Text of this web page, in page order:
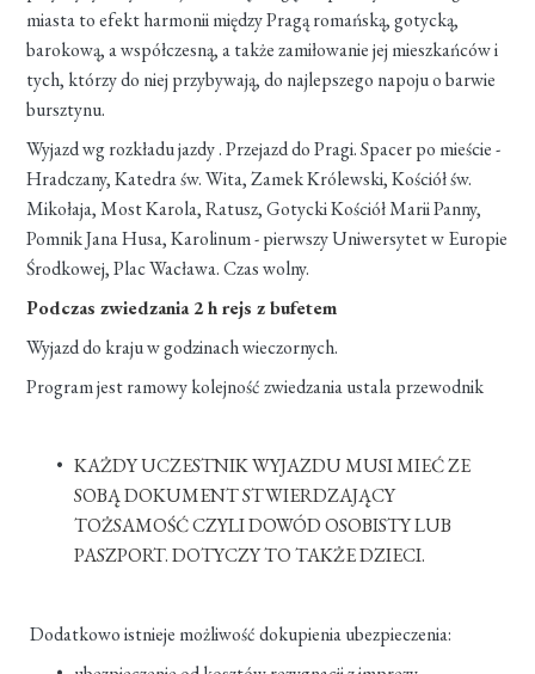
miasta to efekt harmonii między Pragą romańską, gotycką,
barokową, a współczesną, a także zamiłowanie jej mieszkańców i
tych, którzy do niej przybywają, do najlepszego napoju o barwie
bursztynu.
Wyjazd wg rozkładu jazdy . Przejazd do Pragi. Spacer po mieście -
Hradczany, Katedra św. Wita, Zamek Królewski, Kościół św.
Mikołaja, Most Karola, Ratusz, Gotycki Kościół Marii Panny,
Pomnik Jana Husa, Karolinum - pierwszy Uniwersytet w Europie
Środkowej, Plac Wacława. Czas wolny.
Podczas zwiedzania 2 h rejs z bufetem
Wyjazd do kraju w godzinach wieczornych.
Program jest ramowy kolejność zwiedzania ustala przewodnik
KAŻDY UCZESTNIK WYJAZDU MUSI MIEĆ ZE
SOBĄ DOKUMENT STWIERDZAJĄCY
TOŻSAMOŚĆ CZYLI DOWÓD OSOBISTY LUB
PASZPORT. DOTYCZY TO TAKŻE DZIECI.
Dodatkowo istnieje możliwość dokupienia ubezpieczenia: